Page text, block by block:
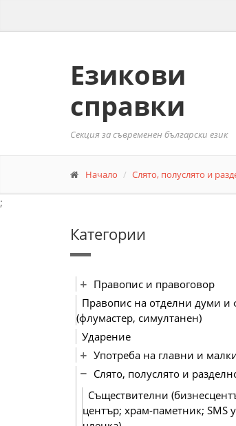
Езикови
справки
Секция за съвременен български език
Начало Слято, полуслято и
;
Категории
Правопис и правоговор
Правопис на отделни думи и
(флумастер, симултанен)
Ударение
Употреба на главни и
Слято, полуслято и
Съществителни
център; храм-паметник; SMS